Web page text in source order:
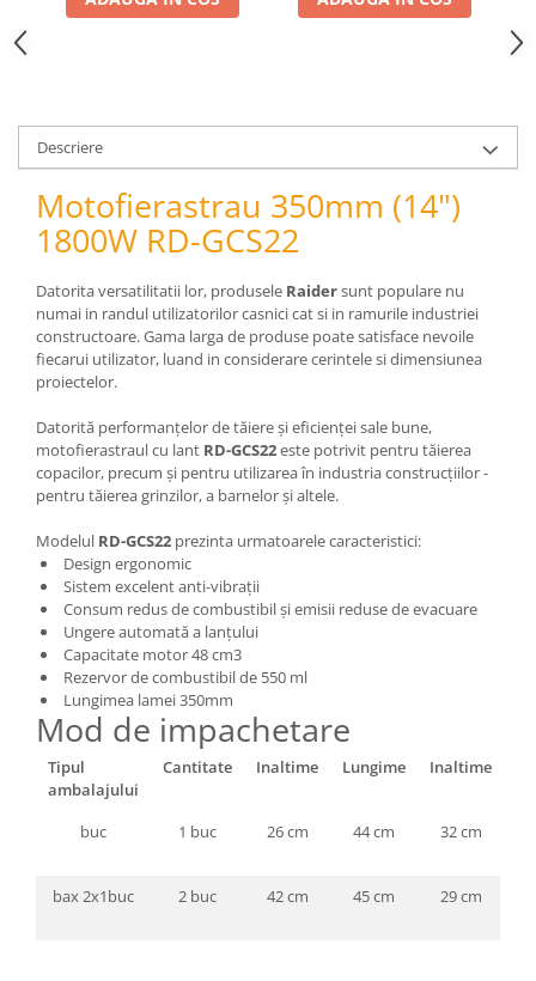
pneumatice
Cricuri pneumatice
Prese de indoit tevi hidraulice
Echipamente electrice
Benzi izolatoare
Role Prelungitoare
Echipamente auto
Unelte de mana
Scule pneumatice
Podele hidraulice & Presa de banc
& Truse reparatii caroserie
Cabluri si incarcatoare acumulator
Echipamente de ridicat
Chinga ancorare
Depozitare si organizare
Freza de zapada
Echipamente de curatenie
Descriere
Motofierastrau 350mm (14")
1800W RD-GCS22
Datorita versatilitatii lor, produsele Raidersunt populare nu
numai in randul utilizatorilor casnici cat si in ramurile industriei
constructoare. Gama larga de produse poate satisface nevoile
fiecarui utilizator, luand in considerare cerintele si dimensiunea
proiectelor.
Datorită performanțelor de tăiere și eficienței sale bune,
motofierastraul cu lant RD-GCS22este potrivit pentru tăierea
copacilor, precum și pentru utilizarea în industria construcțiilor -
pentru tăierea grinzilor, a barnelor și altele.
Modelul RD-GCS22 prezinta urmatoarele caracteristici:
Design ergonomic
Sistem excelent anti-vibrații
Consum redus de combustibil și emisii reduse de evacuare
Ungere automată a lanțului
Capacitate motor 48 cm3
Rezervor de combustibil de 550 ml
Lungimea lamei 350mm
Mod de impachetare
Tipul
ambalajului
Cantitate Inaltime Lungime Inaltime
buc 1 buc 26 cm 44 cm 32 cm
bax 2x1buc
2 buc 42 cm 45 cm 29 cm